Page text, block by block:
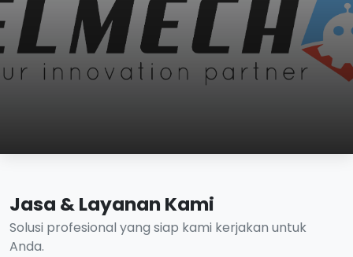
Jasa & Layanan Kami
Solusi profesional yang siap kami kerjakan untuk
Anda.